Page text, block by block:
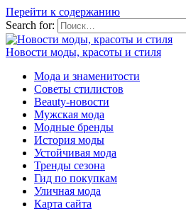
Перейти к содержанию
Search for:
Новости моды, красоты и стиля
Мода и знаменитости
Советы стилистов
Beauty-новости
Мужская мода
Модные бренды
История моды
Устойчивая мода
Тренды сезона
Гид по покупкам
Уличная мода
Карта сайта